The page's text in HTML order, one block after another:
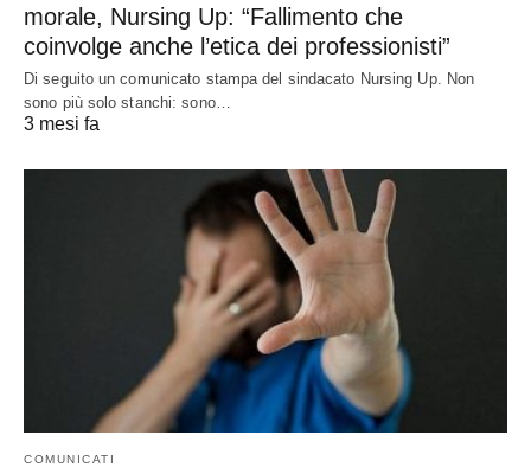
morale, Nursing Up: “Fallimento che
coinvolge anche l’etica dei professionisti”
Di seguito un comunicato stampa del sindacato Nursing Up. Non
sono più solo stanchi: sono…
3 mesi fa
COMUNICATI